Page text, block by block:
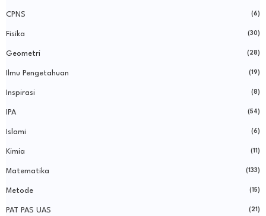
CPNS (6)
Fisika (30)
Geometri (28)
Ilmu Pengetahuan (19)
Inspirasi (8)
IPA (54)
Islami (6)
Kimia (11)
Matematika (133)
Metode (15)
PAT PAS UAS (21)